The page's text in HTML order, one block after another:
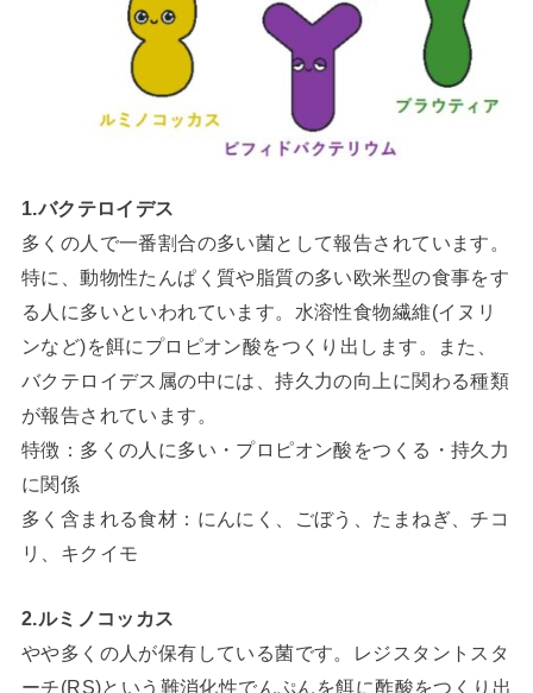
1.バクテロイデス
多くの人で一番割合の多い菌として報告されています。
特に、動物性たんぱく質や脂質の多い欧米型の食事をす
る人に多いといわれています。水溶性食物繊維(イヌリ
ンなど)を餌にプロピオン酸をつくり出します。また、
バクテロイデス属の中には、持久力の向上に関わる種類
が報告されています。
特徴：多くの人に多い・プロピオン酸をつくる・持久力
に関係
多く含まれる食材：にんにく、ごぼう、たまねぎ、チコ
リ、キクイモ
2.ルミノコッカス
やや多くの人が保有している菌です。レジスタントスタ
ーチ(RS)という難消化性でんぷんを餌に酢酸をつくり出